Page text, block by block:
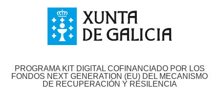
PROGRAMA KIT DIGITAL COFINANCIADO POR LOS
FONDOS NEXT GENERATION (EU) DEL MECANISMO
DE RECUPERACIÓN Y RESILENCIA